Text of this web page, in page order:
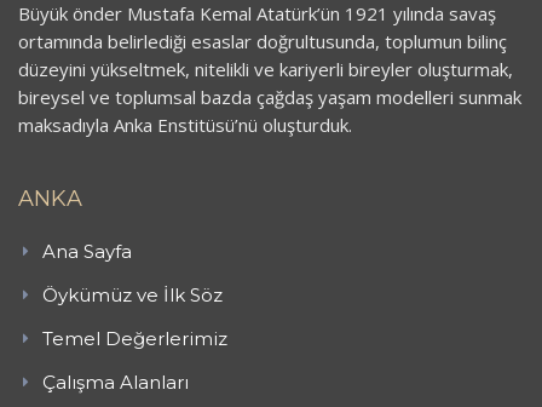
Büyük önder Mustafa Kemal Atatürk’ün 1921 yılında savaş
ortamında belirlediği esaslar doğrultusunda, toplumun bilinç
düzeyini yükseltmek, nitelikli ve kariyerli bireyler oluşturmak,
bireysel ve toplumsal bazda çağdaş yaşam modelleri sunmak
maksadıyla Anka Enstitüsü’nü oluşturduk.
ANKA
Ana Sayfa
Öykümüz ve İlk Söz
Temel Değerlerimiz
Çalışma Alanları